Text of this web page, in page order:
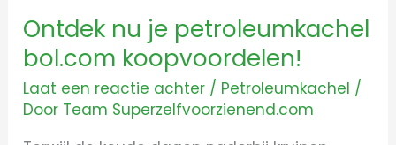
Ontdek nu je petroleumkachel
bol.com koopvoordelen!
Laat een reactie achter / Petroleumkachel /
Door Team Superzelfvoorzienend.com